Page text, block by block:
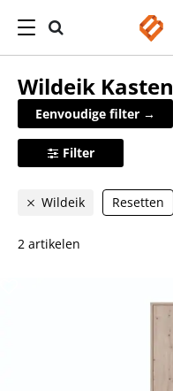
Wildeik Kasten
Eenvoudige filter →
Filter
Wildeik Resetten
2 artikelen